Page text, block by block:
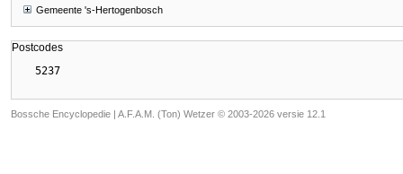
Gemeente 's-Hertogenbosch
Postcodes
Bossche Encyclopedie | A.F.A.M. (Ton) Wetzer © 2003-2026 versie 12.1